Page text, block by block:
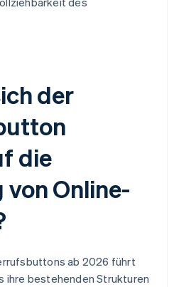
der
die
Online-
ab 2026 führt
ihre bestehenden Strukturen